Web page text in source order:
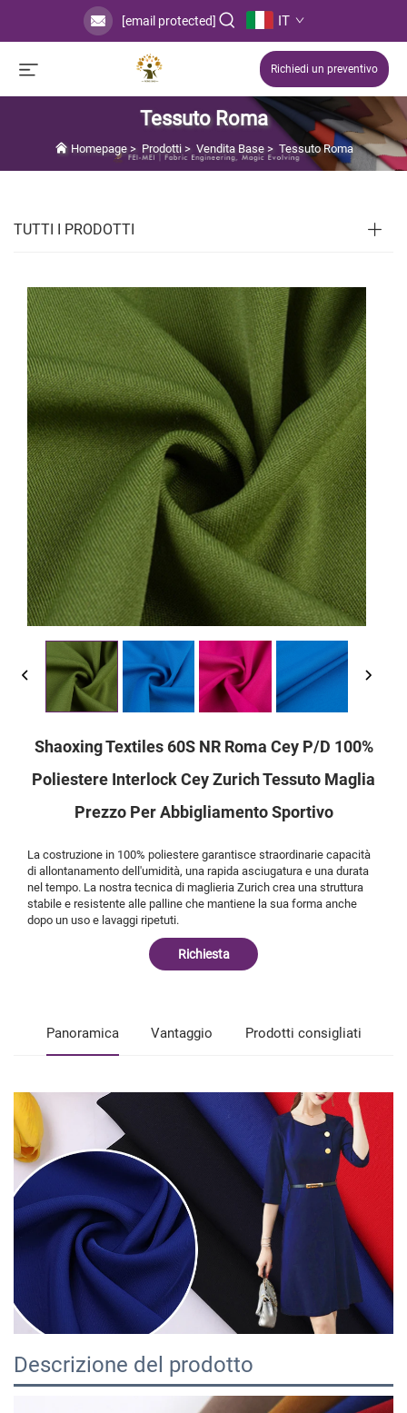
[email protected] IT
Richiedi un preventivo
Tessuto Roma
Homepage> Prodotti> Vendita Base> Tessuto Roma
TUTTI I PRODOTTI
Shaoxing Textiles 60S NR Roma Cey P/D 100%
Poliestere Interlock Cey Zurich Tessuto Maglia
Prezzo Per Abbigliamento Sportivo
La costruzione in 100% poliestere garantisce straordinarie capacità
di allontanamento dell'umidità, una rapida asciugatura e una durata
nel tempo. La nostra tecnica di maglieria Zurich crea una struttura
stabile e resistente alle palline che mantiene la sua forma anche
dopo un uso e lavaggi ripetuti.
Richiesta
Panoramica Vantaggio Prodotti consigliati
Descrizione del prodotto